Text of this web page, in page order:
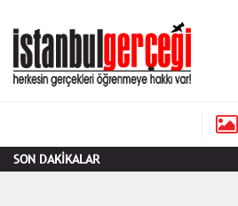
SON DAKİKALAR